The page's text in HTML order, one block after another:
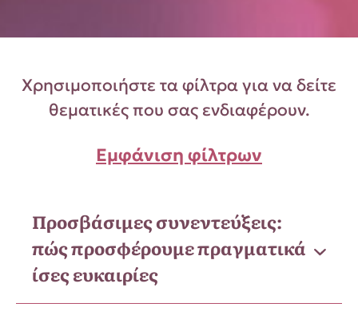
Χρησιμοποιήστε τα φίλτρα για να δείτε
θεματικές που σας ενδιαφέρουν.
Εμφάνιση φίλτρων
Προσβάσιμες συνεντεύξεις:
πώς προσφέρουμε πραγματικά
ίσες ευκαιρίες